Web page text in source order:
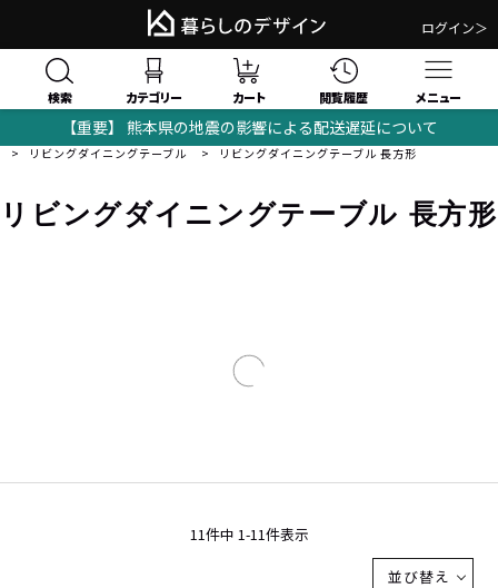
ログイン＞
検索 カテゴリー カート 閲覧履歴 メニュー
【重要】 熊本県の地震の影響による配送遅延について
暮らしのデザイン｜おしゃれな家具・モダンインテリアの通販サイト
テーブル
リビングダイニングテーブル
リビングダイニングテーブル 長方形
リビングダイニングテーブル 長方形
並び替え
11件中 1-11件表示